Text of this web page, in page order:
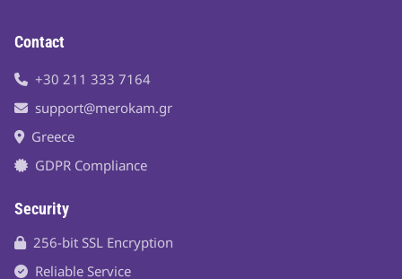
Contact
+30 211 333 7164
support@merokam.gr
Greece
GDPR Compliance
Security
256-bit SSL Encryption
Reliable Service